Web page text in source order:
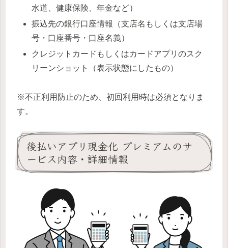
水道、健康保険、年金など）
振込先の銀行口座情報（支店名もしくは支店場
号・口座番号・口座名義）
クレジットカードもしくはカードアプリのスク
リーンショット（表示状態にしたもの）
※不正利用防止のため、初回利用時は必須となりま
す。
後払いアプリ現金化 プレミアムのサ
ービス内容・詳細情報